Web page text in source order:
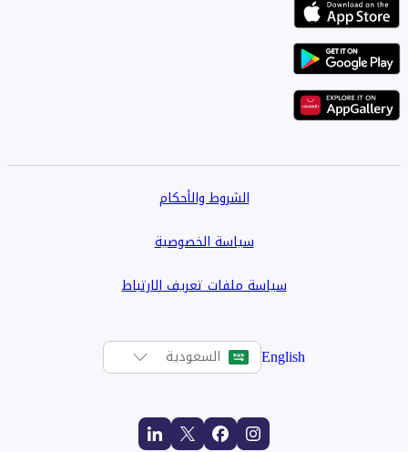
الشروط والأحكام
سياسة الخصوصية
سياسة ملفات تعريف الارتباط
English السعودية